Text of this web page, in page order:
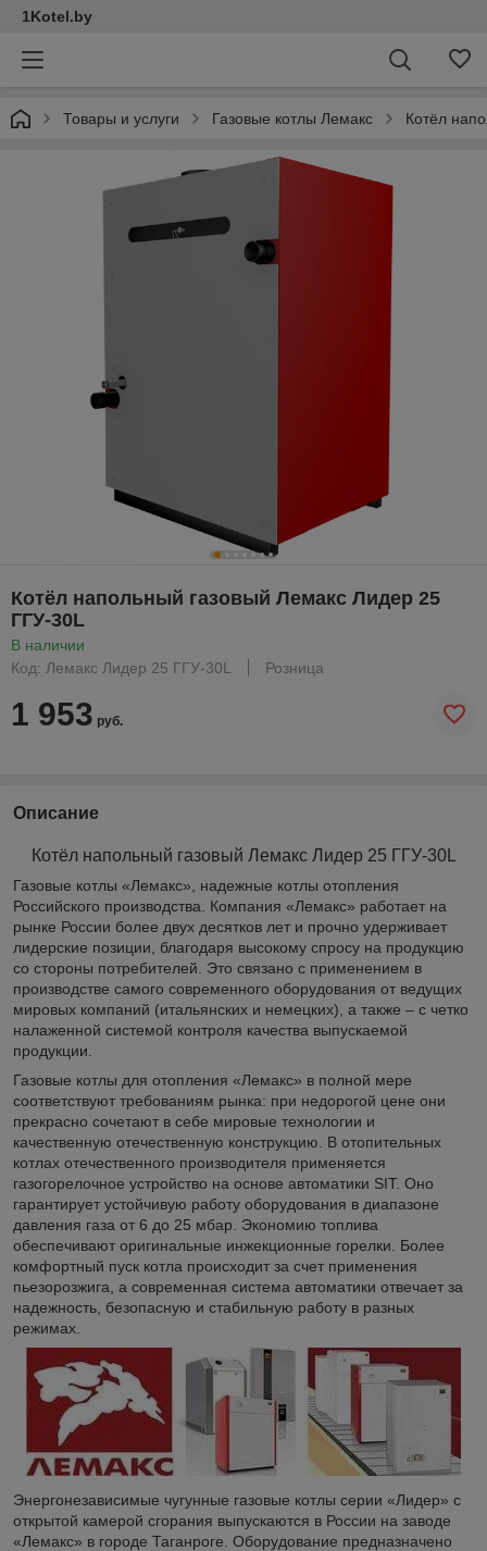
1Kotel.by
Товары и услуги Газовые котлы Лемакс Котёл
Котёл напольный газовый Лемакс Лидер 25
ГГУ-30L
В наличии
Код: Лемакс Лидер 25 ГГУ-30L
Розница
1 953 руб.
Описание
Котёл напольный газовый Лемакс Лидер 25 ГГУ-30L
Газовые котлы «Лемакс», надежные котлы отопления
Российского производства. Компания «Лемакс» работает на
рынке России более двух десятков лет и прочно удерживает
лидерские позиции, благодаря высокому спросу на продукцию
со стороны потребителей. Это связано с применением в
производстве самого современного оборудования от ведущих
мировых компаний (итальянских и немецких), а также – с четко
налаженной системой контроля качества выпускаемой
продукции.
Газовые котлы для отопления «Лемакс» в полной мере
соответствуют требованиям рынка: при недорогой цене они
прекрасно сочетают в себе мировые технологии и
качественную отечественную конструкцию. В отопительных
котлах отечественного производителя применяется
газогорелочное устройство на основе автоматики SIT. Оно
гарантирует устойчивую работу оборудования в диапазоне
давления газа от 6 до 25 мбар. Экономию топлива
обеспечивают оригинальные инжекционные горелки. Более
комфортный пуск котла происходит за счет применения
пьезорозжига, а современная система автоматики отвечает за
надежность, безопасную и стабильную работу в разных
режимах.
Энергонезависимые чугунные газовые котлы серии «Лидер» с
открытой камерой сгорания выпускаются в России на заводе
«Лемакс» в городе Таганроге. Оборудование предназначено